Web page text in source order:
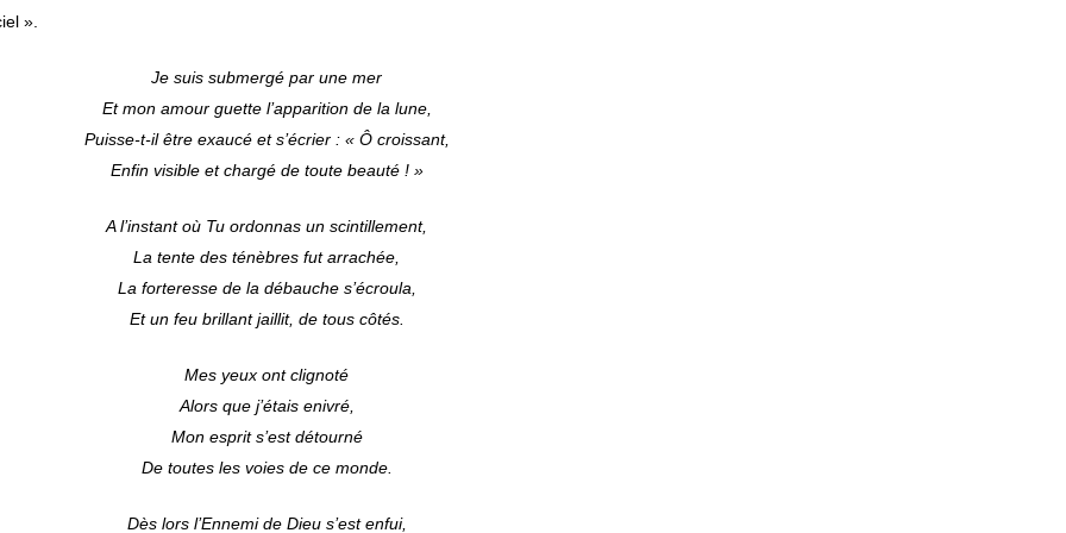
».
Je suis submergé par une mer
Et mon amour guette l’apparition de la lune,
Puisse-t-il être exaucé et s’écrier : « Ô croissant,
Enfin visible et chargé de toute beauté ! »
A l’instant où Tu ordonnas un scintillement,
La tente des ténèbres fut arrachée,
La forteresse de la débauche s’écroula,
Et un feu brillant jaillit, de tous côtés.
Mes yeux ont clignoté
Alors que j’étais enivré,
Mon esprit s’est détourné
De toutes les voies de ce monde.
Dès lors l’Ennemi de Dieu s’est enfui,